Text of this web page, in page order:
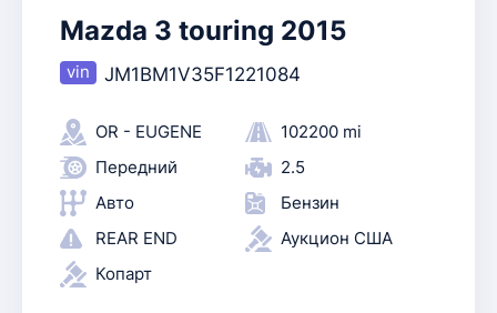
Mazda 3 touring 2015
JM1BM1V35F1221084
OR - EUGENE
102200 mi
Передний
2.5
Авто
Бензин
REAR END
Аукцион США
Копарт